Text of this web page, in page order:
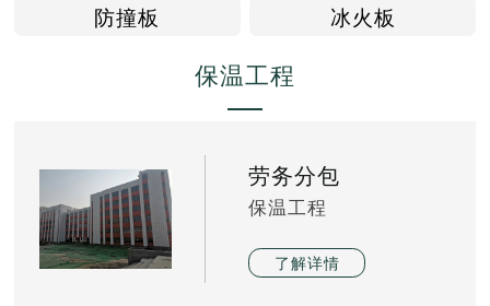
防撞板
冰火板
保温工程
劳务分包
保温工程
了解详情